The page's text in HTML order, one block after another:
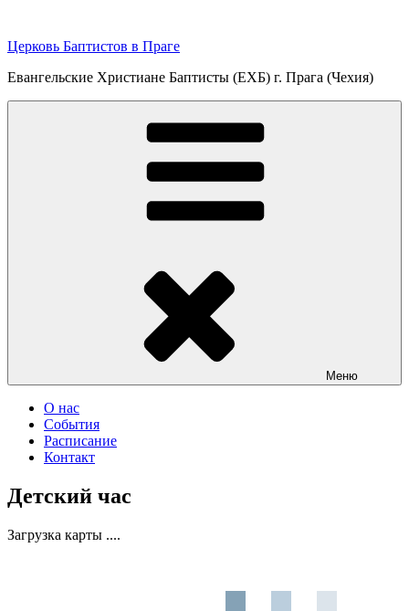
содержимому
Церковь Баптистов в Праге
Евангельские Христиане Баптисты (ЕХБ) г. Прага (Чехия)
Меню
О нас
События
Расписание
Контакт
Детский час
Загрузка карты ....